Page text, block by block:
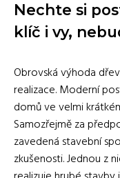
Nechte si
klíč i vy,
Obrovská výhoda
realizace. Moderní
domů ve velmi
Samozřejmě za
zavedená stavební
zkušenosti. Jednou z